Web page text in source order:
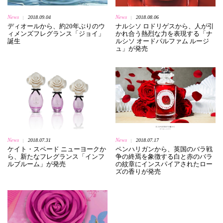
News 2018.09.04
ディオールから、約20年ぶりのウ
ィメンズフレグランス「ジョイ」
誕生
News 2018.08.06
ナルシソ ロドリゲスから、人が引
かれ合う熱烈な力を表現する「ナ
ルシソ オードパルファム ルージ
ュ」が発売
News 2018.07.31
ケイト・スペード ニューヨークか
ら、新たなフレグランス「インフ
ルブルーム」が発売
News 2018.07.17
ペンハリガンから、英国のバラ戦
争の終焉を象徴する白と赤のバラ
の紋章にインスパイアされたロー
ズの香りが発売